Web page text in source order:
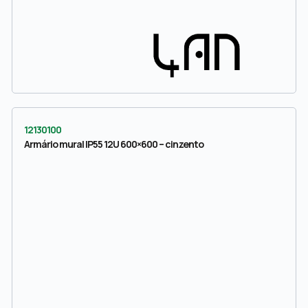
12130100
Armário mural IP55 12U 600×600 – cinzento